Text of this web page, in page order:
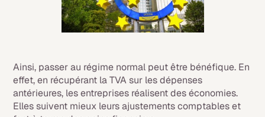
Ainsi, passer au régime normal peut être bénéfique. En
effet, en récupérant la TVA sur les dépenses
antérieures, les entreprises réalisent des économies.
Elles suivent mieux leurs ajustements comptables et